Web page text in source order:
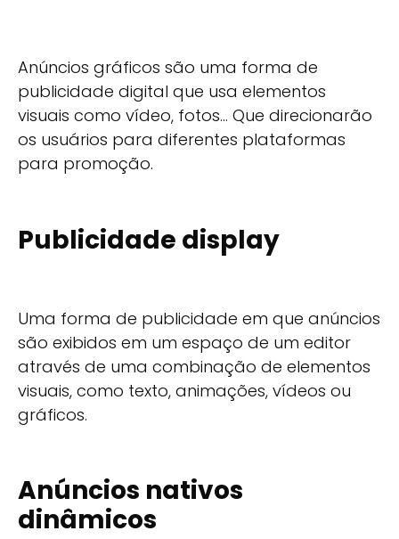
Anúncios gráficos são uma forma de
publicidade digital que usa elementos
visuais como vídeo, fotos... Que direcionarão
os usuários para diferentes plataformas
para promoção.
Publicidade display
Uma forma de publicidade em que anúncios
são exibidos em um espaço de um editor
através de uma combinação de elementos
visuais, como texto, animações, vídeos ou
gráficos.
Anúncios nativos
dinâmicos